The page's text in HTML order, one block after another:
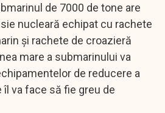
de 7000 de tone are
nucleară echipat cu rachete
și rachete de croazieră
mare a submarinului va
de reducere a
va face să fie greu de